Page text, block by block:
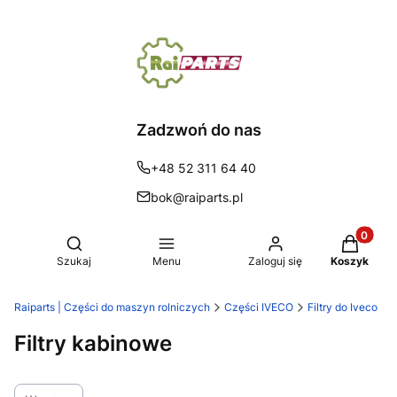
Zadzwoń do nas
+48 52 311 64 40
bok@raiparts.pl
Otwórz wyszukiwarkę
Szukaj Menu Zaloguj się Koszyk
Raiparts | Części do maszyn rolniczych Części IVECO Filtry do Iveco
Filtry kabinowe